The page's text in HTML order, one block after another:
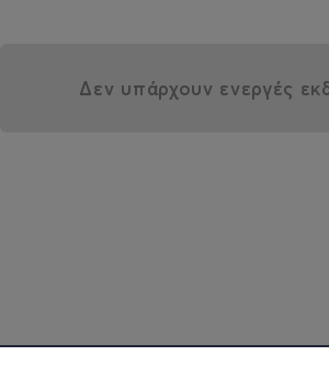
Δεν υπάρχουν ενεργές